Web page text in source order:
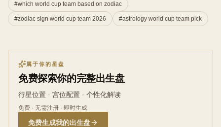
#which world cup team based on zodiac
#zodiac sign world cup team 2026 #astrology world cup team pick
属于你的星盘
免费探索你的完整出生盘
行星位置 · 宫位配置 · 个性化解读
免费 · 无需注册 · 即时生成
免费生成我的出生盘